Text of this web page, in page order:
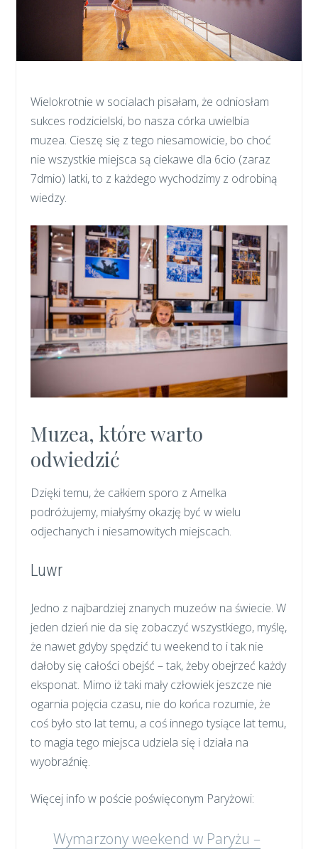
Wielokrotnie w socialach pisałam, że odniosłam
sukces rodzicielski, bo nasza córka uwielbia
muzea. Cieszę się z tego niesamowicie, bo choć
nie wszystkie miejsca są ciekawe dla 6cio (zaraz
7dmio) latki, to z każdego wychodzimy z odrobiną
wiedzy.
Muzea, które warto
odwiedzić
Dzięki temu, że całkiem sporo z Amelka
podróżujemy, miałyśmy okazję być w wielu
odjechanych i niesamowitych miejscach.
Luwr
Jedno z najbardziej znanych muzeów na świecie. W
jeden dzień nie da się zobaczyć wszystkiego, myślę,
że nawet gdyby spędzić tu weekend to i tak nie
dałoby się całości obejść – tak, żeby obejrzeć każdy
eksponat. Mimo iż taki mały człowiek jeszcze nie
ogarnia pojęcia czasu, nie do końca rozumie, że
coś było sto lat temu, a coś innego tysiące lat temu,
to magia tego miejsca udziela się i działa na
wyobraźnię.
Więcej info w poście poświęconym Paryżowi:
Wymarzony weekend w Paryżu –